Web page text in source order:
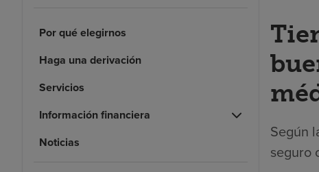
Por qué elegirnos
Haga una derivación
Servicios
Información financiera
Noticias
Según
seguro